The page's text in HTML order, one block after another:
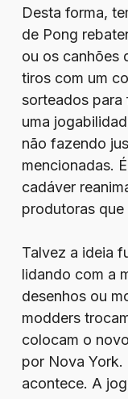
Desta forma,
de Pong
ou os canhões
tiros com um
sorteados para
uma
não fazendo
mencionadas.
cadáver
produtoras que
Talvez a ideia
lidando com a
desenhos ou
modders
colocam o
por Nova York.
acontece. A